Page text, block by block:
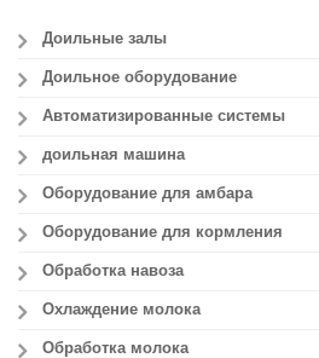
Доильные залы
Доильное оборудование
Автоматизированные системы
доильная машина
Оборудование для амбара
Оборудование для кормления
Обработка навоза
Охлаждение молока
Обработка молока